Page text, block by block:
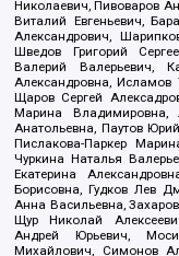
Николаевич, Пивоваров
Виталий Евгеньевич,
Александрович,
Шведов Григорий
Валерий Валерьевич,
Александровна, Исламов
Щаров Сергей
Марина Владимировна,
Анатольевна, Паутов
Пислакова-Паркер
Чуркина Наталья
Екатерина
Борисовна, Гудков Лев
Анна Васильевна,
Щур Николай
Андрей Юрьевич,
Михайлович, Симонов